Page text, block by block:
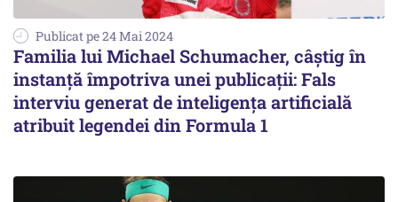
Publicat pe 24 Mai 2024
Familia lui Michael Schumacher, câștig în
instanță împotriva unei publicații: Fals
interviu generat de inteligența artificială
atribuit legendei din Formula 1